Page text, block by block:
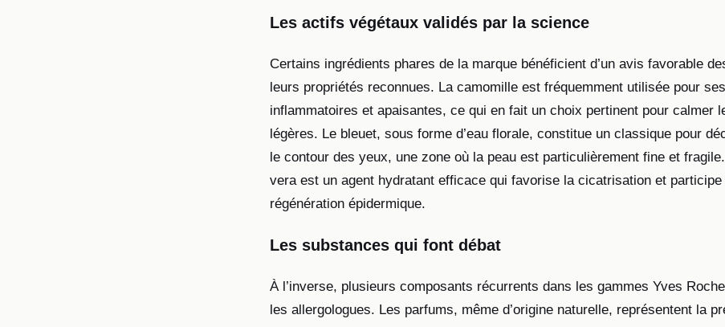
Les actifs végétaux validés par la science
Certains ingrédients phares de la marque bénéficient d’un avis favorable
leurs propriétés reconnues. La camomille est fréquemment utilisée pour
inflammatoires et apaisantes, ce qui en fait un choix pertinent pour calmer
légères. Le bleuet, sous forme d’eau florale, constitue un classique pour
le contour des yeux, une zone où la peau est particulièrement fine et
vera est un agent hydratant efficace qui favorise la cicatrisation et participe
régénération épidermique.
Les substances qui font débat
À l’inverse, plusieurs composants récurrents dans les gammes Yves
les allergologues. Les parfums, même d’origine naturelle, représentent la